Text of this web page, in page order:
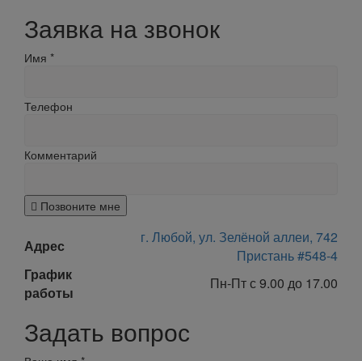
Заявка на звонок
Имя *
Телефон
Комментарий
Позвоните мне
Адрес
г. Любой, ул. Зелёной аллеи, 742
Пристань #548-4
График
работы
Пн-Пт с 9.00 до 17.00
Задать вопрос